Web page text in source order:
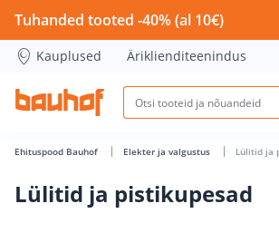
Lülitid ja pistikupesad - Bauhof has loaded
Tuhanded tooted -40% (al 10€)
Kauplused Äriklienditeenindus
Ehituspood Bauhof Elekter ja valgustus Lülitid ja
Lülitid ja pistikupesad